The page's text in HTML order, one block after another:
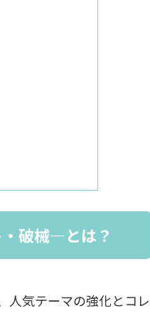
破械―とは？
人気テーマの強化とコレ